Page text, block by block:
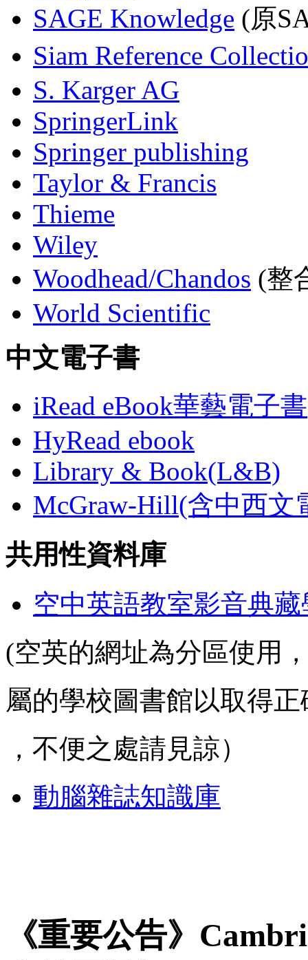
SAGE Knowledge (原
Siam Reference
S. Karger AG
SpringerLink
Springer publishing
Taylor & Francis
Thieme
Wiley
Woodhead/Chandos (整
World Scientific
中文電子書
iRead eBook華藝電子書
HyRead ebook
Library & Book(L&B)
McGraw-Hill(含中西文
共用性資料庫
空中英語教室影音典
(空英的網址為分區使用
屬的學校圖書館以取得
，不便之處請見諒）
動腦雜誌知識庫
《重要公告》